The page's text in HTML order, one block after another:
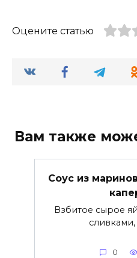
Оцените статью
Вам также
Соус из
Взбитое сырое
0